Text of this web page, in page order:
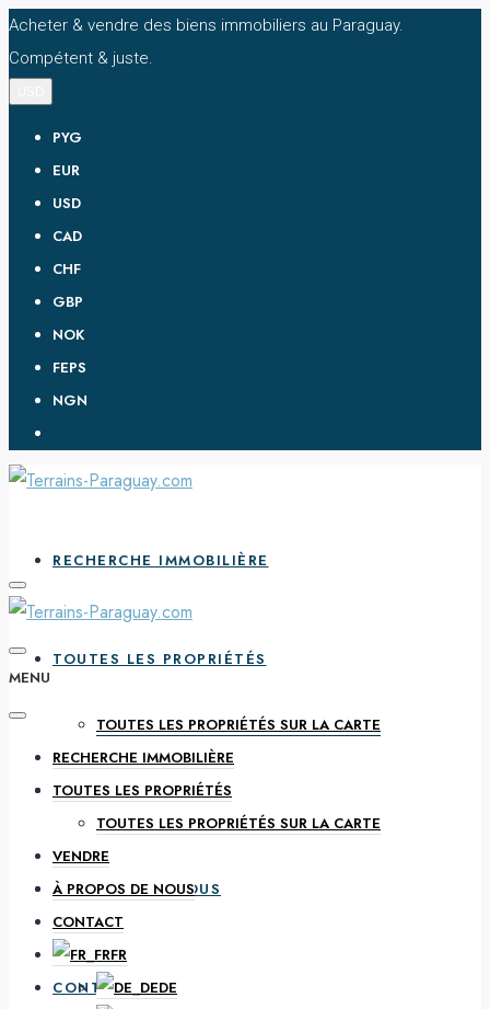
Acheter & vendre des biens immobiliers au Paraguay.
Compétent & juste.
PYG
EUR
USD
CAD
CHF
GBP
NOK
FEPS
NGN
RECHERCHE IMMOBILIÈRE
TOUTES LES PROPRIÉTÉS
TOUTES LES PROPRIÉTÉS SUR LA CARTE
VENDRE
À PROPOS DE NOUS
CONTACT
MENU
RECHERCHE IMMOBILIÈRE
TOUTES LES PROPRIÉTÉS
TOUTES LES PROPRIÉTÉS SUR LA CARTE
VENDRE
À PROPOS DE NOUS
CONTACT
FR
DE